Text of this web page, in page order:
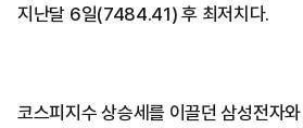
지난달 6일(7484.41) 후 최저치다.
코스피지수 상승세를 이끌던 삼성전자